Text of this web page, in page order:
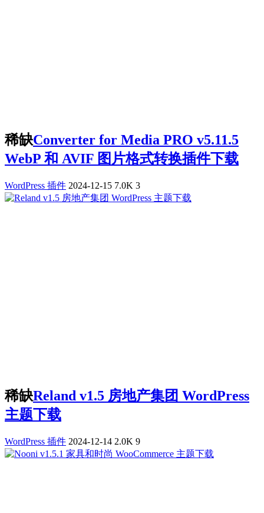
稀缺Converter for Media PRO v5.11.5
WebP 和 AVIF 图片格式转换插件下载
WordPress 插件 2024-12-15 7.0K 3
稀缺Reland v1.5 房地产集团 WordPress
主题下载
WordPress 插件 2024-12-14 2.0K 9